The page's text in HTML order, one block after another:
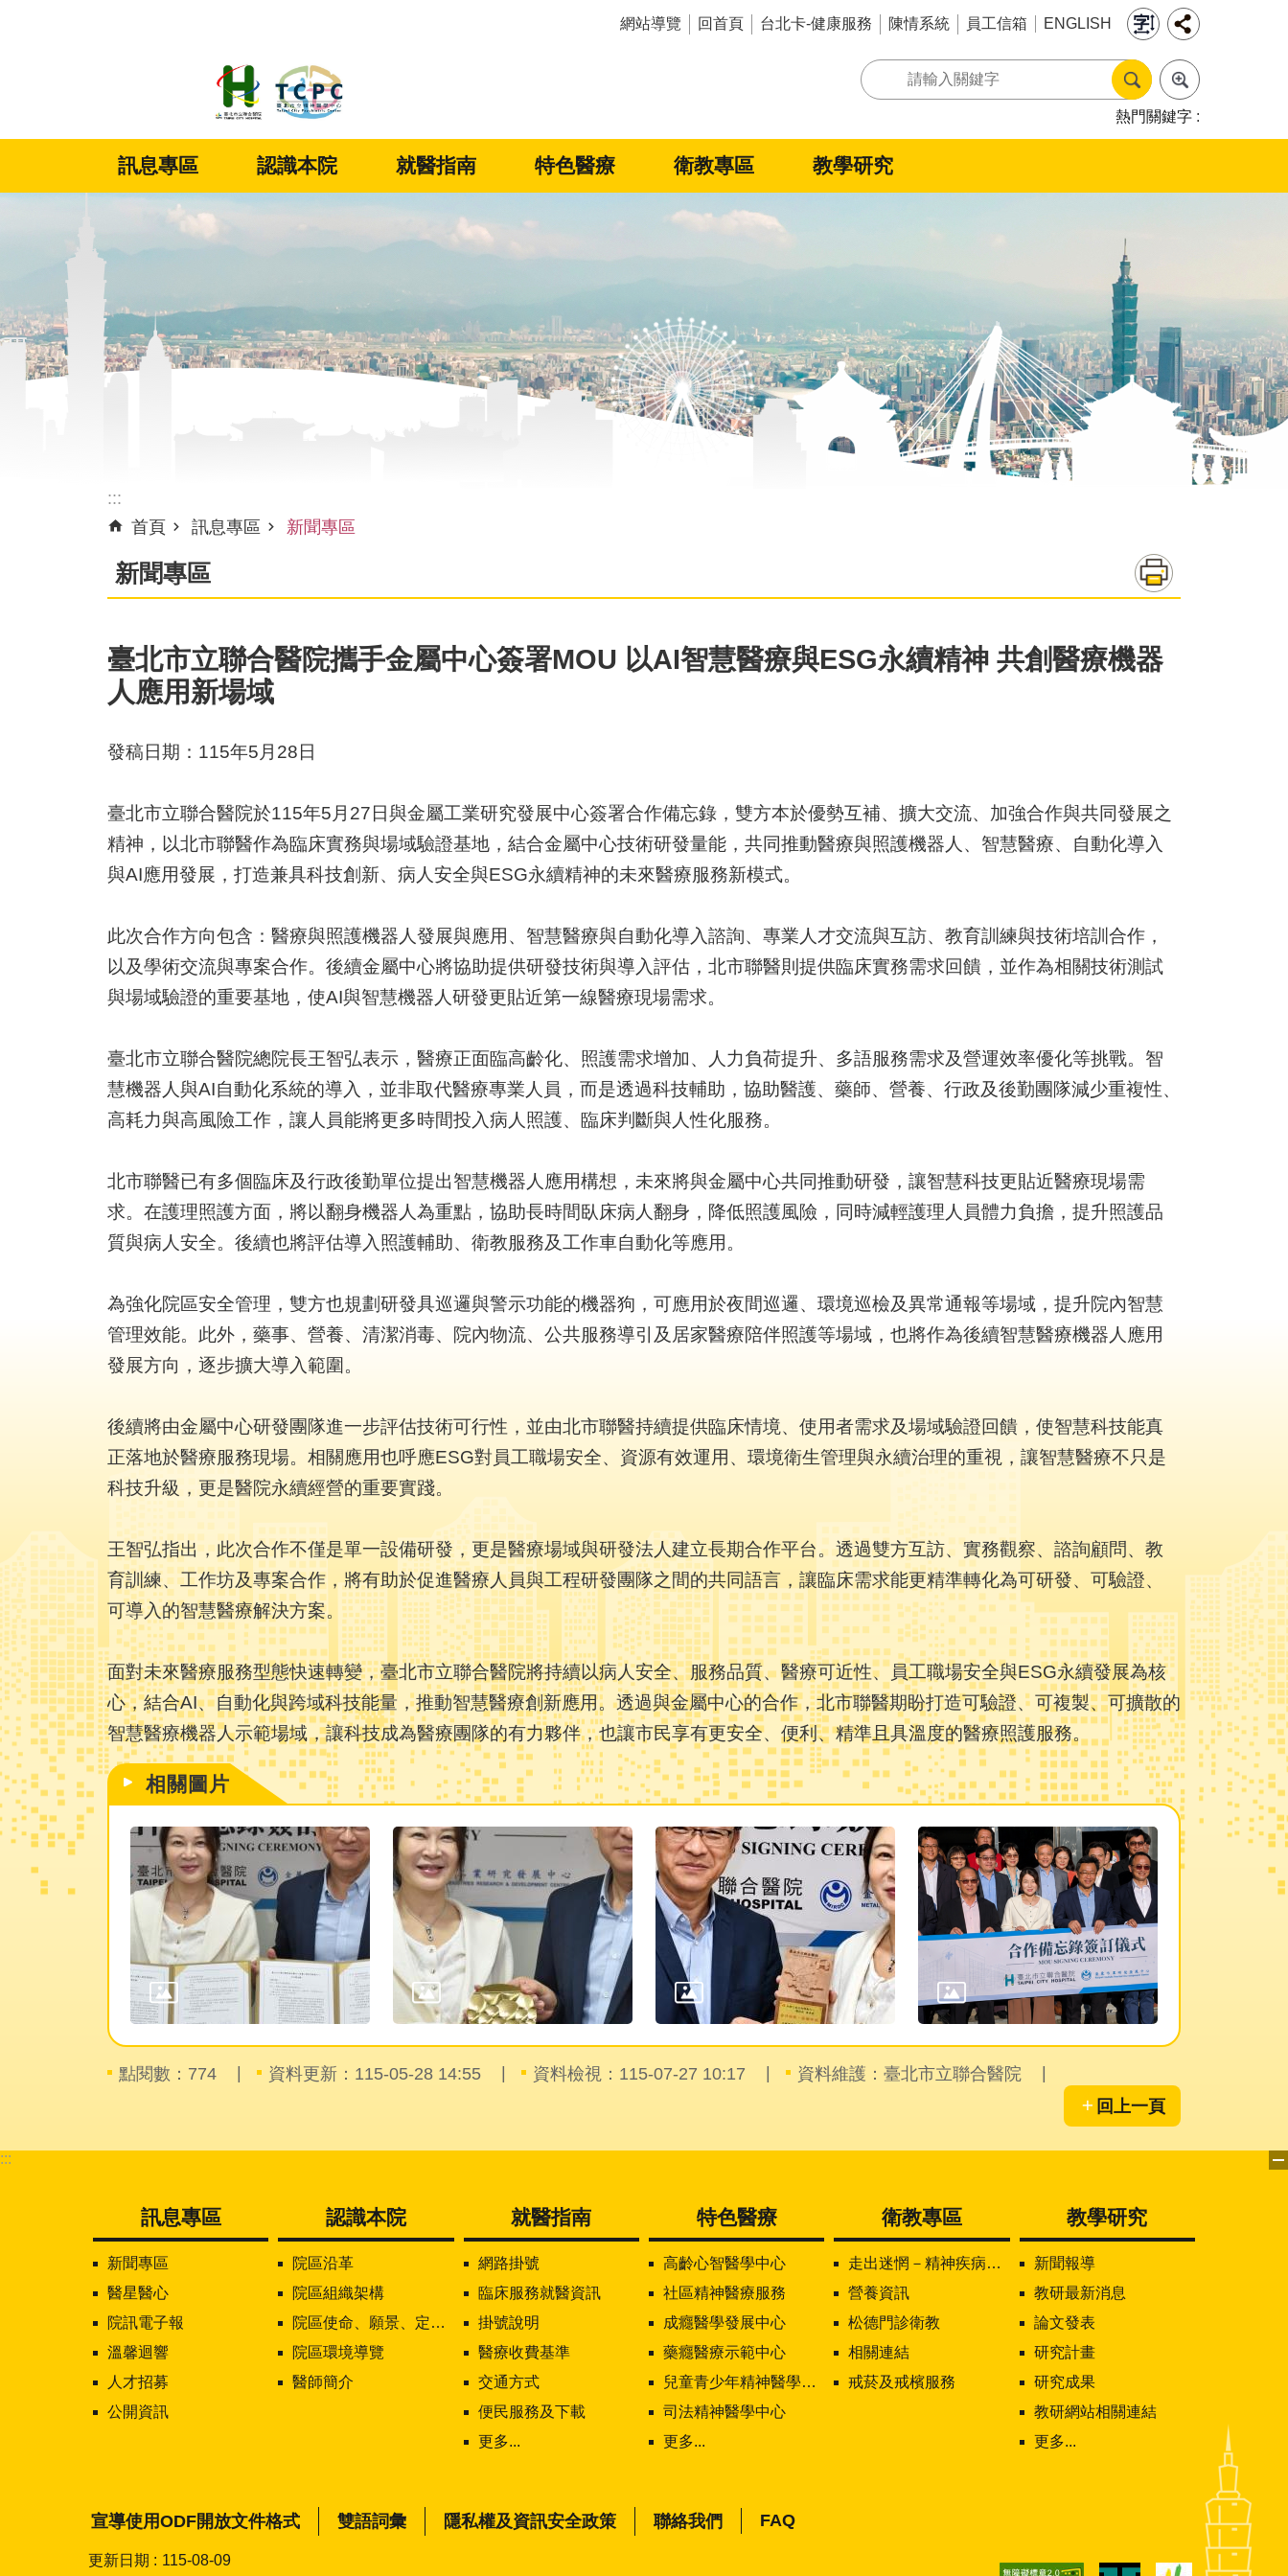
網站導覽
回首頁 台北卡-健康服務 陳情系統 員工信箱 ENGLISH
熱門關鍵字
訊息專區 認識本院 就醫指南 特色醫療 衛教專區 教學研究
:::
首頁
訊息專區 新聞專區
新聞專區
臺北市立聯合醫院攜手金屬中心簽署MOU 以AI智慧醫療與ESG永續精神 共創醫療機器
人應用新場域
發稿日期：115年5月28日
臺北市立聯合醫院於115年5月27日與金屬工業研究發展中心簽署合作備忘錄，雙方本於優勢互補、擴大交流、加強合作與共同發展之
精神，以北市聯醫作為臨床實務與場域驗證基地，結合金屬中心技術研發量能，共同推動醫療與照護機器人、智慧醫療、自動化導入
與AI應用發展，打造兼具科技創新、病人安全與ESG永續精神的未來醫療服務新模式。
此次合作方向包含：醫療與照護機器人發展與應用、智慧醫療與自動化導入諮詢、專業人才交流與互訪、教育訓練與技術培訓合作，
以及學術交流與專案合作。後續金屬中心將協助提供研發技術與導入評估，北市聯醫則提供臨床實務需求回饋，並作為相關技術測試
與場域驗證的重要基地，使AI與智慧機器人研發更貼近第一線醫療現場需求。
臺北市立聯合醫院總院長王智弘表示，醫療正面臨高齡化、照護需求增加、人力負荷提升、多語服務需求及營運效率優化等挑戰。智
慧機器人與AI自動化系統的導入，並非取代醫療專業人員，而是透過科技輔助，協助醫護、藥師、營養、行政及後勤團隊減少重複性、
高耗力與高風險工作，讓人員能將更多時間投入病人照護、臨床判斷與人性化服務。
北市聯醫已有多個臨床及行政後勤單位提出智慧機器人應用構想，未來將與金屬中心共同推動研發，讓智慧科技更貼近醫療現場需
求。在護理照護方面，將以翻身機器人為重點，協助長時間臥床病人翻身，降低照護風險，同時減輕護理人員體力負擔，提升照護品
質與病人安全。後續也將評估導入照護輔助、衛教服務及工作車自動化等應用。
為強化院區安全管理，雙方也規劃研發具巡邏與警示功能的機器狗，可應用於夜間巡邏、環境巡檢及異常通報等場域，提升院內智慧
管理效能。此外，藥事、營養、清潔消毒、院內物流、公共服務導引及居家醫療陪伴照護等場域，也將作為後續智慧醫療機器人應用
發展方向，逐步擴大導入範圍。
後續將由金屬中心研發團隊進一步評估技術可行性，並由北市聯醫持續提供臨床情境、使用者需求及場域驗證回饋，使智慧科技能真
正落地於醫療服務現場。相關應用也呼應ESG對員工職場安全、資源有效運用、環境衛生管理與永續治理的重視，讓智慧醫療不只是
科技升級，更是醫院永續經營的重要實踐。
王智弘指出，此次合作不僅是單一設備研發，更是醫療場域與研發法人建立長期合作平台。透過雙方互訪、實務觀察、諮詢顧問、教
育訓練、工作坊及專案合作，將有助於促進醫療人員與工程研發團隊之間的共同語言，讓臨床需求能更精準轉化為可研發、可驗證、
可導入的智慧醫療解決方案。
面對未來醫療服務型態快速轉變，臺北市立聯合醫院將持續以病人安全、服務品質、醫療可近性、員工職場安全與ESG永續發展為核
心，結合AI、自動化與跨域科技能量，推動智慧醫療創新應用。透過與金屬中心的合作，北市聯醫期盼打造可驗證、可複製、可擴散的
智慧醫療機器人示範場域，讓科技成為醫療團隊的有力夥伴，也讓市民享有更安全、便利、精準且具溫度的醫療照護服務。
相關圖片
點閱數： 774 資料更新：115-05-28 14:55 資料檢視：115-07-27 10:17
資料維護：臺北市立聯合醫院
回上一頁
:::
訊息專區
新聞專區
醫星醫心
院訊電子報
溫馨迴響
人才招募
公開資訊
認識本院
院區沿革
院區組織架構
院區使命、願景、定位及核心價值
院區環境導覽
醫師簡介
就醫指南
網路掛號
臨床服務就醫資訊
掛號說明
醫療收費基準
交通方式
便民服務及下載
更多...
特色醫療
高齡心智醫學中心
社區精神醫療服務
成癮醫學發展中心
藥癮醫療示範中心
兒童青少年精神醫學中心
司法精神醫學中心
更多...
衛教專區
走出迷惘－精神疾病知多少
營養資訊
松德門診衛教
相關連結
戒菸及戒檳服務
教學研究
新聞報導
教研最新消息
論文發表
研究計畫
研究成果
教研網站相關連結
更多...
宣導使用ODF開放文件格式 雙語詞彙 隱私權及資訊安全政策 聯絡我們 FAQ
更新日期 115-08-09